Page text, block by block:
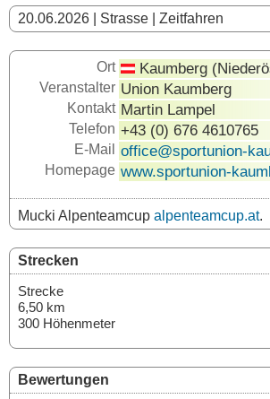
20.06.2026 | Strasse | Zeitfahren
Ort Kaumberg
Veranstalter Union Kaumberg
Kontakt Martin Lampel
Telefon +43 (0) 676 4610765
E-Mail office@sportunion-
Homepage www.sportunion-
Mucki Alpenteamcup alpenteamcup.at.
Strecken
Strecke
6,50 km
300 Höhenmeter
Bewertungen